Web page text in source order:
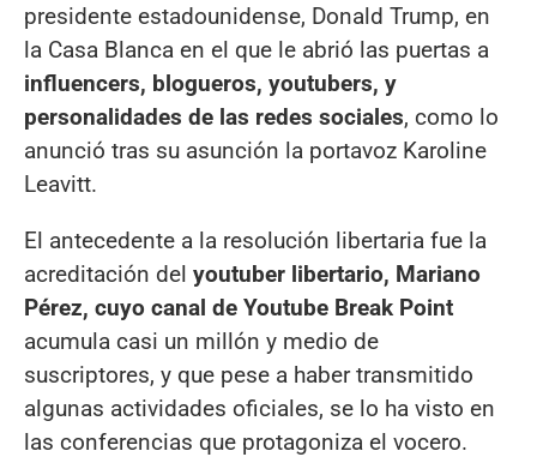
presidente estadounidense, Donald Trump, en
la Casa Blanca en el que le abrió las puertas a
influencers, blogueros, youtubers, y
personalidades de las redes sociales, como lo
anunció tras su asunción la portavoz Karoline
Leavitt.
El antecedente a la resolución libertaria fue la
acreditación del youtuber libertario, Mariano
Pérez, cuyo canal de Youtube Break Point
acumula casi un millón y medio de
suscriptores, y que pese a haber transmitido
algunas actividades oficiales, se lo ha visto en
las conferencias que protagoniza el vocero.